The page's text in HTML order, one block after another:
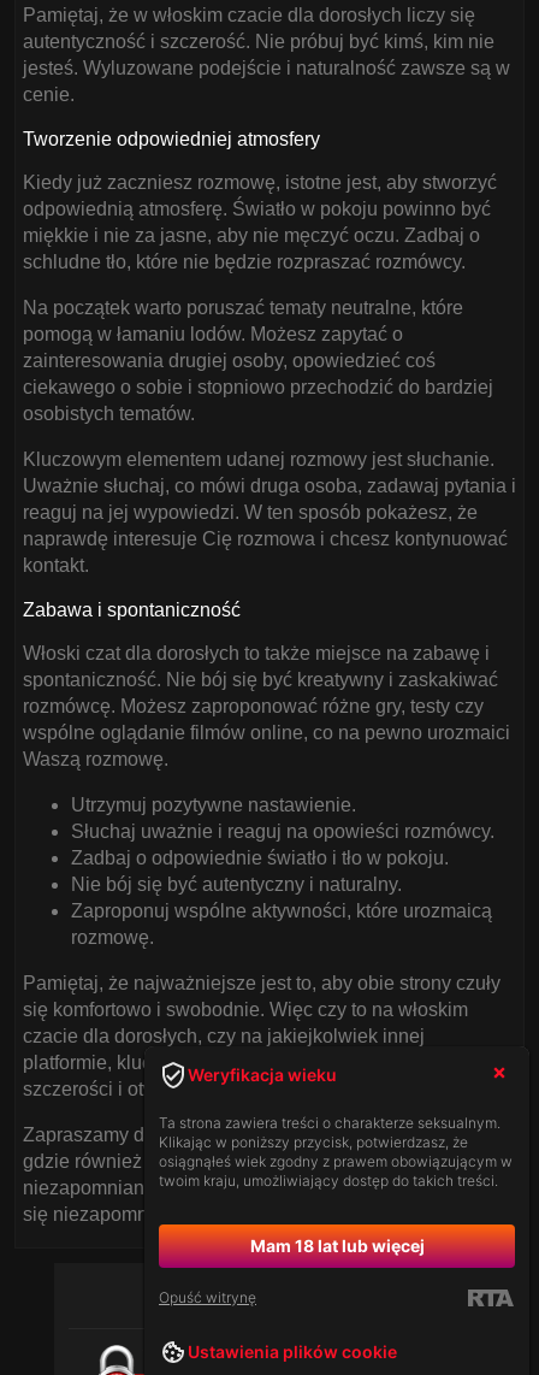
Pamiętaj, że w włoskim czacie dla dorosłych liczy się
autentyczność i szczerość. Nie próbuj być kimś, kim nie
jesteś. Wyluzowane podejście i naturalność zawsze są w
cenie.
Tworzenie odpowiedniej atmosfery
Kiedy już zaczniesz rozmowę, istotne jest, aby stworzyć
odpowiednią atmosferę. Światło w pokoju powinno być
miękkie i nie za jasne, aby nie męczyć oczu. Zadbaj o
schludne tło, które nie będzie rozpraszać rozmówcy.
Na początek warto poruszać tematy neutralne, które
pomogą w łamaniu lodów. Możesz zapytać o
zainteresowania drugiej osoby, opowiedzieć coś
ciekawego o sobie i stopniowo przechodzić do bardziej
osobistych tematów.
Kluczowym elementem udanej rozmowy jest słuchanie.
Uważnie słuchaj, co mówi druga osoba, zadawaj pytania i
reaguj na jej wypowiedzi. W ten sposób pokażesz, że
naprawdę interesuje Cię rozmowa i chcesz kontynuować
kontakt.
Zabawa i spontaniczność
Włoski czat dla dorosłych to także miejsce na zabawę i
spontaniczność. Nie bój się być kreatywny i zaskakiwać
rozmówcę. Możesz zaproponować różne gry, testy czy
wspólne oglądanie filmów online, co na pewno urozmaici
Waszą rozmowę.
Utrzymuj pozytywne nastawienie.
Słuchaj uważnie i reaguj na opowieści rozmówcy.
Zadbaj o odpowiednie światło i tło w pokoju.
Nie bój się być autentyczny i naturalny.
Zaproponuj wspólne aktywności, które urozmaicą
rozmowę.
Pamiętaj, że najważniejsze jest to, aby obie strony czuły
się komfortowo i swobodnie. Więc czy to na włoskim
czacie dla dorosłych, czy na jakiejkolwiek innej
platformie, klucz do udanej rozmowy leży w prostocie,
szczerości i otwartości.
Zapraszamy do wypróbowania naszych polskich czatów,
gdzie również znajdziesz wiele ciekawych osób i
niezapomnianych wrażeń. Niech każda rozmowa staje
się niezapomnianą przygodą!
Weryfikacja wieku
Ta strona zawiera treści o charakterze seksualnym.
Klikając w poniższy przycisk, potwierdzasz, że
osiągnąłeś wiek zgodny z prawem obowiązującym w
twoim kraju, umożliwiający dostęp do takich treści.
Mam 18 lat lub więcej
Opuść witrynę
Ustawienia plików cookie